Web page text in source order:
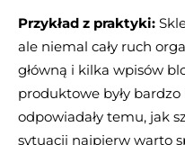
Przykład z praktyki:
ale niemal cały ruch
główną i kilka wpisów
produktowe były
odpowiadały temu, jak
sytuacji najpierw warto